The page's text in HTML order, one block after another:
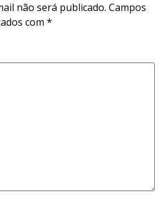
não será publicado. Campos
com *